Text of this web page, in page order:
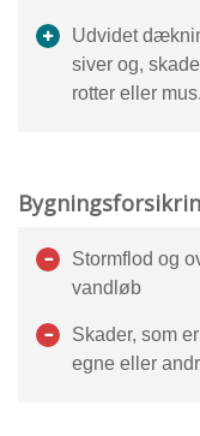
Udvidet
siver og,
rotter eller mus.
Stormflod og
vandløb
Skader, som
egne eller